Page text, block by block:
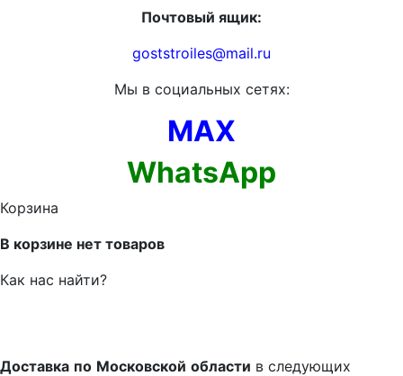
Почтовый ящик:
goststroiles@mail.ru
Мы в социальных сетях:
MAX
WhatsApp
Корзина
В корзине нет товаров
Как нас найти?
Доставка по Московской области в следующих